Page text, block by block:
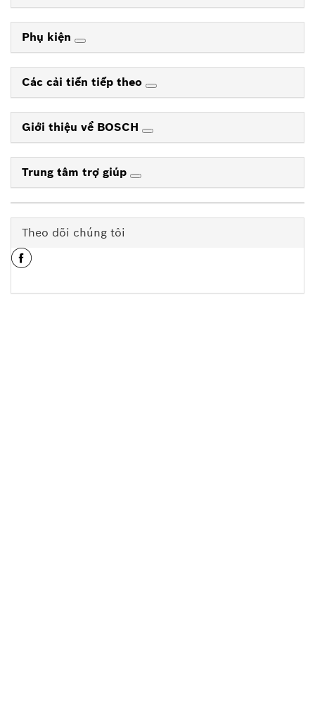
Phụ kiện
Các cải tiến tiếp theo
Giới thiệu về BOSCH
Trung tâm trợ giúp
Theo dõi chúng tôi